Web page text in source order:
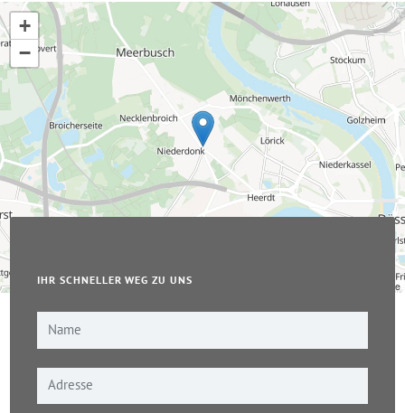
+
−
© OpenStreetMap-Mitwirkende
IHR SCHNELLER WEG ZU UNS